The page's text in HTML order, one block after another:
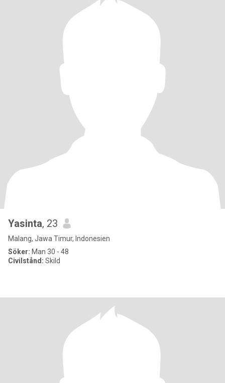
Yasinta, 23
Malang, Jawa Timur, Indonesien
Söker: Man 30 - 48
Civilstånd: Skild